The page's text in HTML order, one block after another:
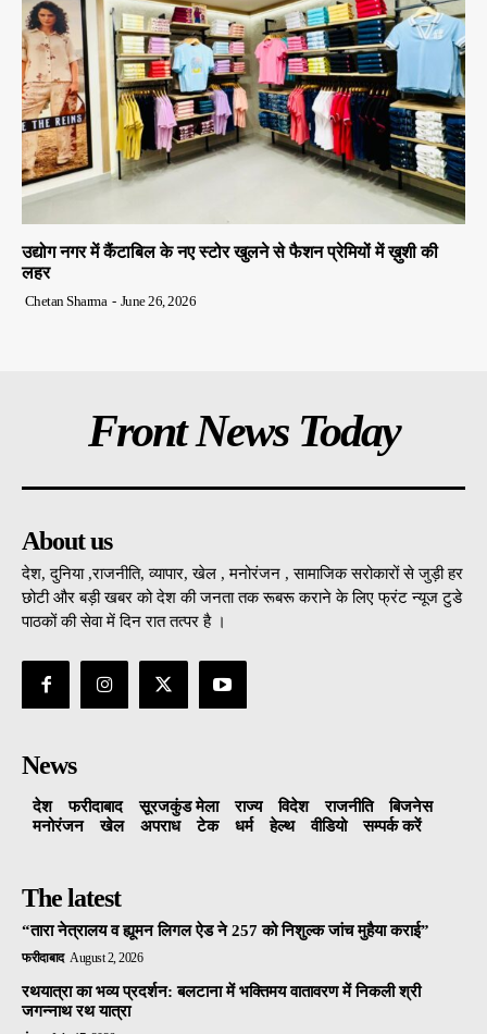
उद्योग नगर में कैंटाबिल के नए स्टोर खुलने से फैशन प्रेमियों में ख़ुशी की
लहर
Chetan Sharma - June 26, 2026
Front News Today
About us
देश, दुनिया ,राजनीति, व्यापार, खेल , मनोरंजन , सामाजिक सरोकारों से जुड़ी हर
छोटी और बड़ी खबर को देश की जनता तक रूबरू कराने के लिए फ्रंट न्यूज टुडे
पाठकों की सेवा में दिन रात तत्पर है ।
News
देश फरीदाबाद सूरजकुंड मेला राज्‍य विदेश राजनीति
बिजनेस
मनोरंजन
खेल अपराध टेक धर्म हेल्थ वीडियो सम्पर्क करें
The latest
“तारा नेत्रालय व ह्यूमन लिगल ऐड ने 257 को निशुल्क जांच मुहैया कराई”
फरीदाबाद August 2, 2026
रथयात्रा का भव्य प्रदर्शन: बलटाना में भक्तिमय वातावरण में निकली श्री
जगन्नाथ रथ यात्रा